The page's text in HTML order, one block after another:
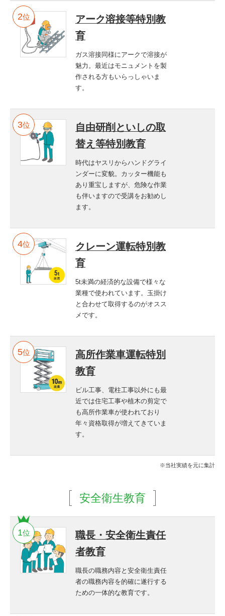
位
アーク溶接等特別教
育
ガス溶接同様にアークで溶接が
魅力。最近はモニュメントを製
作される方もいらっしゃいま
す。
位
自由研削といしの取
替え等特別教育
時代はヤスリからハンドグライ
ンダーに変貌。カッター機能も
あり重宝しますが、危険な作業
も伴いますので受講をお勧めし
ます。
位
クレーン運転特別教
育
5t未満の経済的な設備で様々な
業種で使われています。玉掛け
と合わせて取得するのがオスス
メです。
位
高所作業車運転特別
教育
ビル工事、電柱工事以外にも最
近では住宅工事や植木の剪定で
も高所作業車が使われており
年々資格取得が増えてきていま
す。
※当社実績を元に集計
安全衛生教育
位
職長・安全衛生責任
者教育
職長の職務内容と安全衛生責任
者の職務内容を的確に遂行する
ための一体的な教育です。